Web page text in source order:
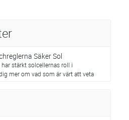
Säker Sol
stärkt solcellernas roll i
mer om vad som är värt att veta